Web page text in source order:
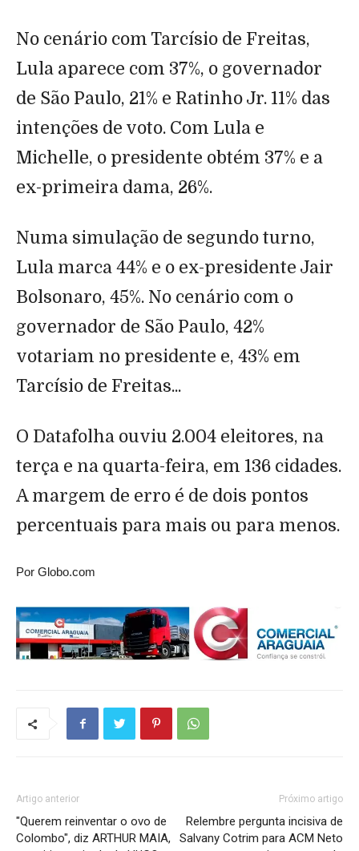
No cenário com Tarcísio de Freitas,
Lula aparece com 37%, o governador
de São Paulo, 21% e Ratinho Jr. 11% das
intenções de voto. Com Lula e
Michelle, o presidente obtém 37% e a
ex-primeira dama, 26%.
Numa simulação de segundo turno,
Lula marca 44% e o ex-presidente Jair
Bolsonaro, 45%. No cenário com o
governador de São Paulo, 42%
votariam no presidente e, 43% em
Tarcísio de Freitas...
O Datafolha ouviu 2.004 eleitores, na
terça e na quarta-feira, em 136 cidades.
A margem de erro é de dois pontos
percentuais para mais ou para menos.
Por Globo.com
Artigo anterior
"Querem reinventar o ovo de
Colombo", diz ARTHUR MAIA,
Próximo artigo
Relembre pergunta incisiva de
Salvany Cotrim para ACM Neto